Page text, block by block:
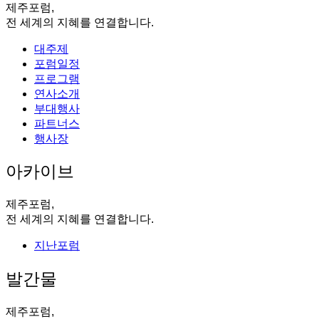
제주포럼,
전 세계의 지혜를 연결합니다.
대주제
포럼일정
프로그램
연사소개
부대행사
파트너스
행사장
아카이브
제주포럼,
전 세계의 지혜를 연결합니다.
지난포럼
발간물
제주포럼,